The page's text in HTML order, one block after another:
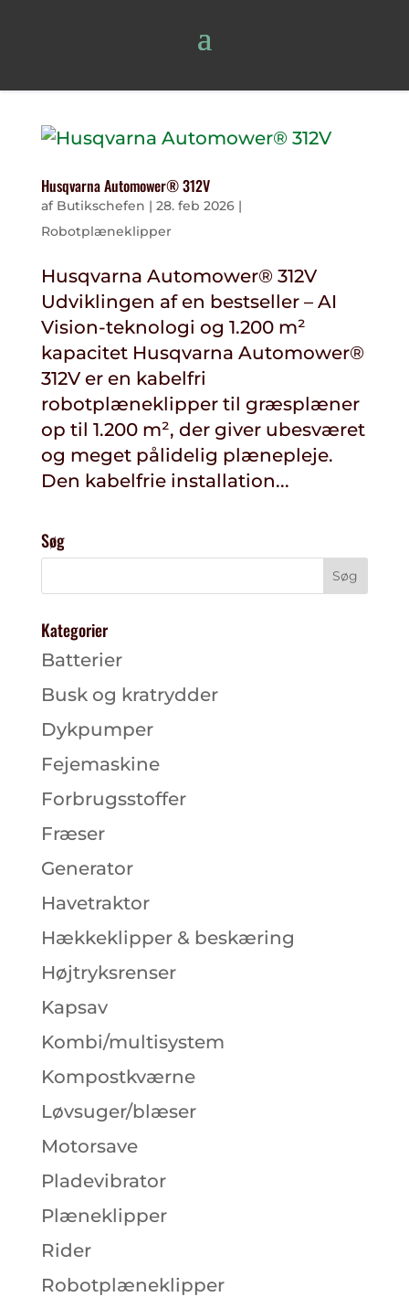
Husqvarna Automower® 312V
af Butikschefen | 28. feb 2026|
Robotplæneklipper
Husqvarna Automower® 312V
Udviklingen af en bestseller – AI
Vision-teknologi og 1.200 m²
kapacitet Husqvarna Automower®
312V er en kabelfri
robotplæneklipper til græsplæner
op til 1.200 m², der giver ubesværet
og meget pålidelig plænepleje.
Den kabelfrie installation...
Søg
Kategorier
Batterier
Busk og kratrydder
Dykpumper
Fejemaskine
Forbrugsstoffer
Fræser
Generator
Havetraktor
Hækkeklipper & beskæring
Højtryksrenser
Kapsav
Kombi/multisystem
Kompostkværne
Løvsuger/blæser
Motorsave
Pladevibrator
Plæneklipper
Rider
Robotplæneklipper